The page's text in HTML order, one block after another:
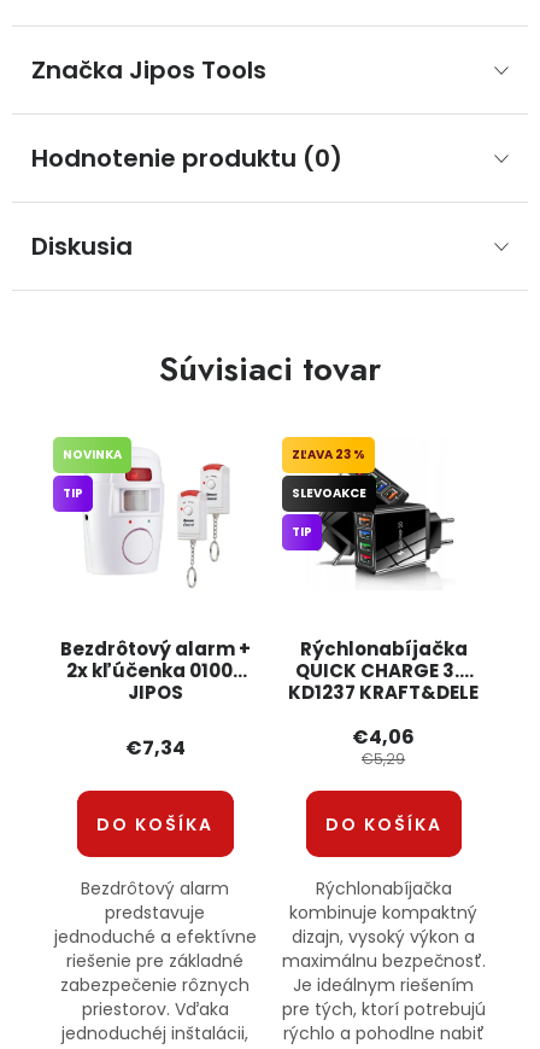
Značka Jipos Tools
Hodnotenie produktu (0)
Diskusia
Súvisiaci tovar
Bezdrôtový alarm +
2x kľúčenka 01002
JIPOS
NOVINKA
TIP
€7,34
DO KOŠÍKA
Bezdrôtový alarm
predstavuje
jednoduché a efektívne
riešenie pre základné
zabezpečenie rôznych
priestorov. Vďaka
jednoduchéj inštalácii,
Rýchlonabíjačka
QUICK CHARGE 3.0
KD1237 KRAFT&DELE
23 %
SLEVOAKCE
TIP
€4,06
€5,29
DO KOŠÍKA
Rýchlonabíjačka
kombinuje kompaktný
dizajn, vysoký výkon a
maximálnu bezpečnosť.
Je ideálnym riešením
pre tých, ktorí potrebujú
rýchlo a pohodlne nabiť